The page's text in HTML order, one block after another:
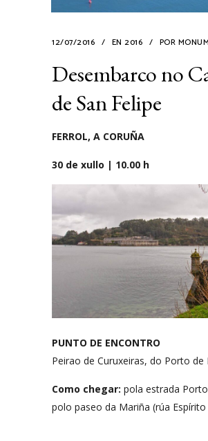
12/07/2016 EN 2016 POR
Desembarco no
de San Felipe
FERROL, A CORUÑA
30 de xullo | 10.00 h
PUNTO DE ENCONTRO
Peirao de Curuxeiras, do Porto de
Como chegar: pola estrada
polo paseo da Mariña (rúa Espírito